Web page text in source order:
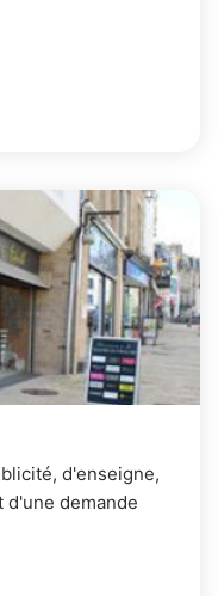
d'enseigne,
demande